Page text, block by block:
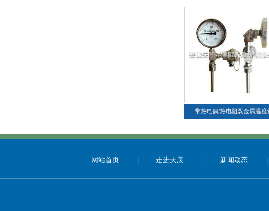
带热电偶/热电阻双金属温度
网站首页 走进天康 新闻动态